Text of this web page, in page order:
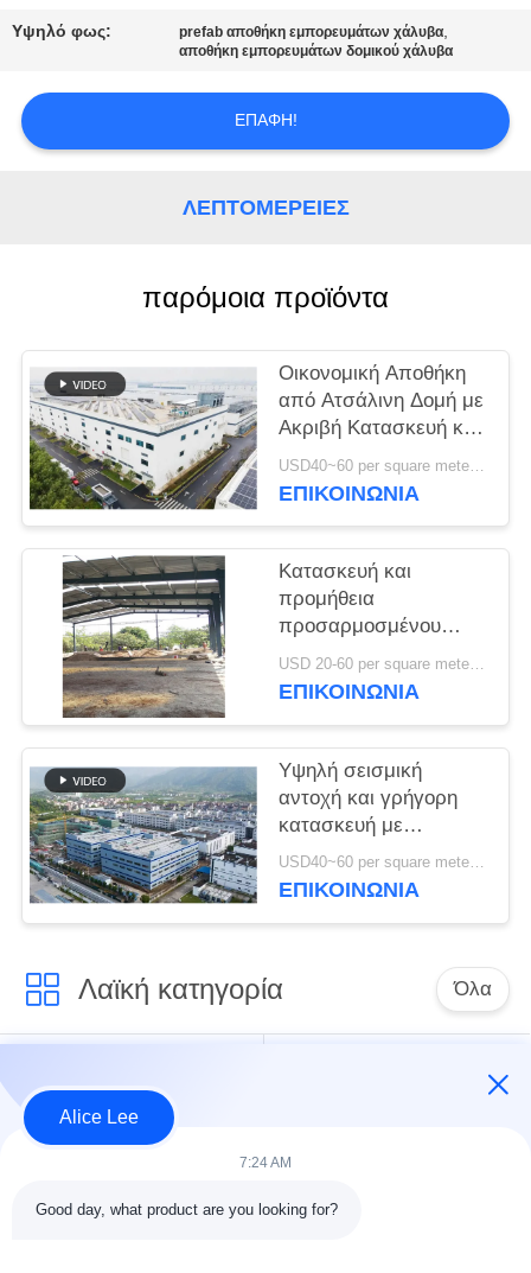
ΕΠΙΚΟΙΝΩΝΉΣΤΕ
ΜΑΣ
ΠΟΛΙΤΙΚΉ
ΑΠΟΡΡΉΤΟΥ
Υψηλό φως: prefab αποθήκη εμπορευμάτων χάλυβα,
αποθήκη εμπορευμάτων δομικού χάλυβα
ΕΠΑΦΉ!
ΛΕΠΤΟΜΈΡΕΙΕΣ
παρόμοια προϊόντα
Οικονομική Αποθήκη
από Ατσάλινη Δομή με
Ακριβή Κατασκευή και
Ολοκληρωμένη Λύση
Παράδοσης
USD40~60 per square meter MOQ:1000 sqm
ΕΠΙΚΟΙΝΩΝΙΑ
Κατασκευή και
προμήθεια
προσαρμοσμένου
πλαισίου πύλης
κατασκευή
Μπενίν
USD 20-60 per square meter MOQ:1000 Τετραγωνικά μέτρα
ΕΠΙΚΟΙΝΩΝΙΑ
Υψηλή σεισμική
αντοχή και γρήγορη
κατασκευή με
ανθεκτική ατσάλινη
δομή αποθήκη για τις
USD40~60 per square meter MOQ:1000 τετραγωνικά μέτρα
ΕΠΙΚΟΙΝΩΝΙΑ
Λαϊκή κατηγορία Όλα
χάλυβα
Αρχιτεκτονικός
Alice Lee
7:24 AM
Good day, what product are you looking for?